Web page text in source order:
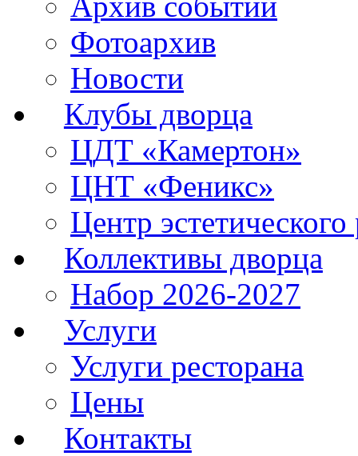
Фотоархив
Новости
Клубы дворца
ЦДТ «Камертон»
ЦНТ «Феникс»
Центр эстетического
Коллективы дворца
Набор 2026-2027
Услуги
Услуги ресторана
Цены
Контакты